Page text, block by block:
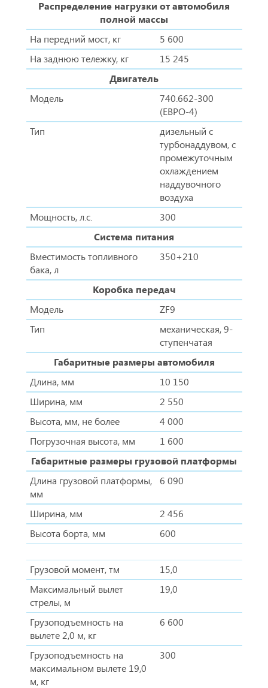
Распределение нагрузки от автомобиля
полной массы
На передний мост, кг
5 600
На заднюю тележку, кг
15 245
Двигатель
Модель
740.662-300
(ЕВРО-4)
Тип
дизельный с
турбонаддувом, с
промежуточным
охлаждением
наддувочного
воздуха
Мощность, л.с.
300
Система питания
Вместимость топливного
бака, л
350+210
Коробка передач
Модель
ZF9
Тип
механическая, 9-
ступенчатая
Габаритные размеры автомобиля
Длина, мм
10 150
Ширина, мм
2 550
Высота, мм, не более
4 000
Погрузочная высота, мм
1 600
Габаритные размеры грузовой платформы
Длина грузовой платформы,
мм
6 090
Ширина, мм
2 456
Высота борта, мм
600
Грузовой момент, тм
15,0
Максимальный вылет
стрелы, м
19,0
Грузоподъемность на
вылете 2,0 м, кг
6 600
Грузоподъемность на
максимальном вылете 19,0
м, кг
300